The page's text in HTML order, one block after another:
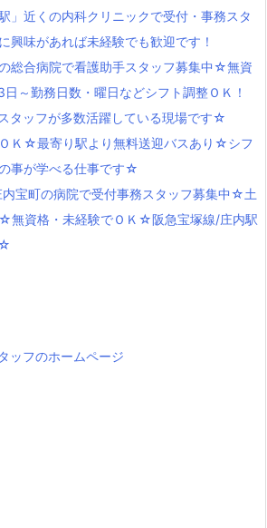
」近くの内科クリニックで受付・事務スタ
興味があれば未経験でも歓迎です！
総合病院で看護助手スタッフ募集中☆無資
～勤務日数・曜日などシフト調整ＯＫ！
タッフが多数活躍している現場です☆
Ｋ☆最寄り駅より無料送迎バスあり☆シフ
事が学べる仕事です☆
宝町の病院で受付事務スタッフ募集中☆土
無資格・未経験でＯＫ☆阪急宝塚線/庄内駅
ッフのホームページ